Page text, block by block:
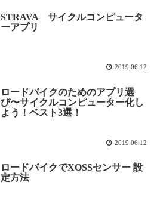
STRAVA サイクルコンピュータ
ーアプリ
2019.06.12
ロードバイクのためのアプリ選
び〜サイクルコンピューター化し
よう！ベスト3選！
2019.06.12
ロードバイクでXOSSセンサー 設
定方法